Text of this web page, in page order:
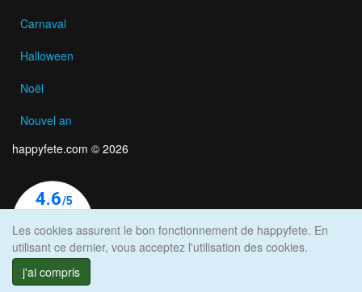
Carnaval
Halloween
Noël
Nouvel an
happyfete.com © 2026
Les cookies assurent le bon fonctionnement de happyfete. En
utilisant ce dernier, vous acceptez l'utilisation des cookies.
j'ai compris